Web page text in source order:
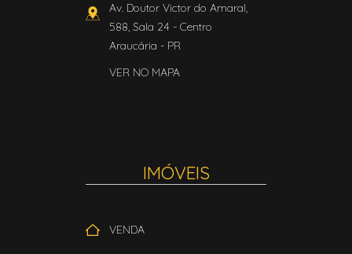
Av. Doutor Victor do Amaral,
588, Sala 24 - Centro
Araucária - PR
VER NO MAPA
IMÓVEIS
VENDA